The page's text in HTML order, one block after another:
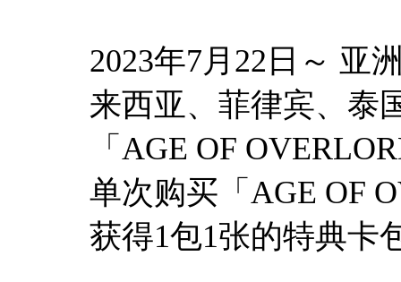
2023年7月22日～ 亚
来西亚、菲律宾、泰
「AGE OF
单次购买「AGE OF
获得1包1张的特典卡